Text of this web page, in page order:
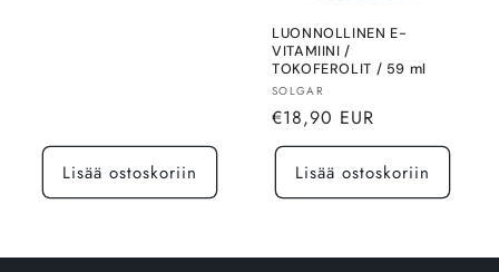
Lisää ostoskoriin
LUONNOLLINEN E-
VITAMIINI /
TOKOFEROLIT / 59 ml
Myyjä:
SOLGAR
Normaalihinta
€18,90 EUR
Lisää ostoskoriin